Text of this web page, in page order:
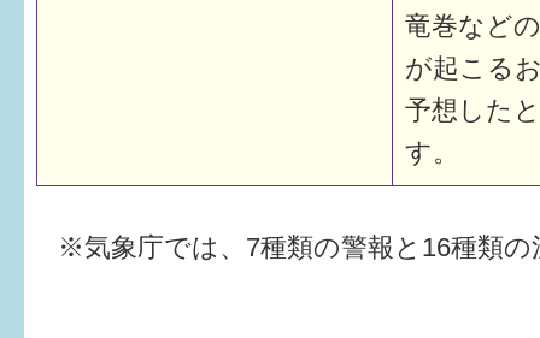
竜巻など
が起こる
予想した
す。
※気象庁では、7種類の警報と16種類